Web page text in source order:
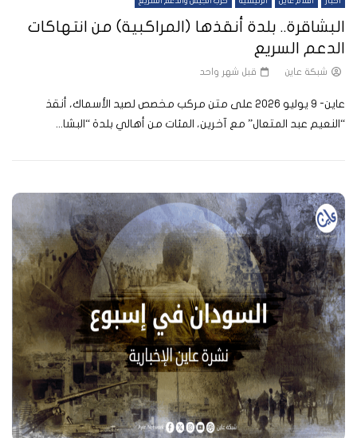
البشاقرة.. بلدة أنقذها (المراكبية) من انتهاكات
الدعم السريع
شبكة عاين قبل شهر واحد
عاين- 9 يوليو 2026 على متن مركب مخصص لصيد الأسماك، أنقذ
“النعيم عبد المتعال” مع آخرين، المئات من أهالي بلدة “البشا...